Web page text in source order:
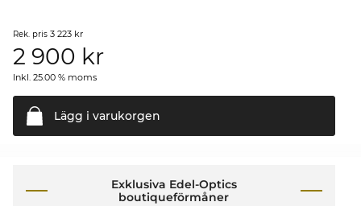
Rek. pris 3 223 kr
2 900 kr
Inkl. 25.00 % moms
Lägg i varukorgen
Exklusiva Edel-Optics
boutiqueförmåner